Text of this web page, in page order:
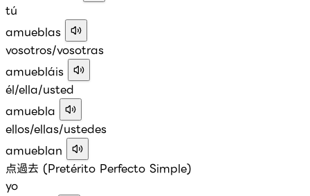
tú
amueblas
vosotros/vosotras
amuebláis
él/ella/usted
amuebla
ellos/ellas/ustedes
amueblan
点過去 (Pretérito Perfecto Simple)
yo